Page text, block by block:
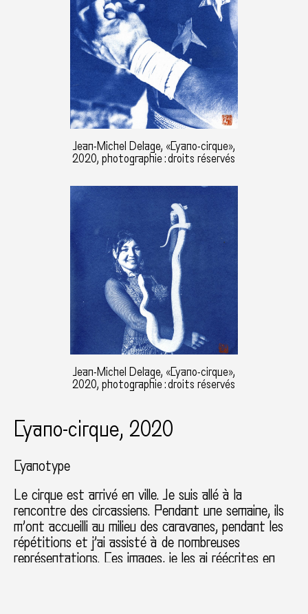
Jean-Michel Delage, «Cyano-cirque»,
2020, photographie : droits réservés
Jean-Michel Delage, «Cyano-cirque»,
2020, photographie : droits réservés
Cyano-cirque, 2020
Cyanotype
Le cirque est arrivé en ville. Je suis allé à la
rencontre des circassiens. Pendant une semaine, ils
m’ont accueilli au milieu des caravanes, pendant les
répétitions et j’ai assisté à de nombreuses
représentations. Ces images, je les ai réécrites en